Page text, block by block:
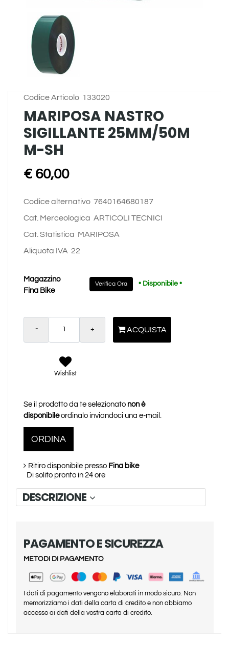
Codice Articolo 133020
MARIPOSA NASTRO
SIGILLANTE 25MM/50M
M-SH
€ 60,00
Codice alternativo 7640164680187
Cat. Merceologica ARTICOLI TECNICI
Cat. Statistica MARIPOSA
Aliquota IVA 22
Magazzino
Fina Bike
Verifica Ora • Disponibile •
ACQUISTA
Wishlist
Se il prodotto da te selezionato non è
disponibileordinalo inviandoci una e-mail.
ORDINA
Ritiro disponibile presso Fina bike
Di solito pronto in 24 ore
DESCRIZIONE
PAGAMENTO E SICUREZZA
METODI DI PAGAMENTO
I dati di pagamento vengono elaborati in modo sicuro. Non
memorizziamo i dati della carta di credito e non abbiamo
accesso ai dati della vostra carta di credito.